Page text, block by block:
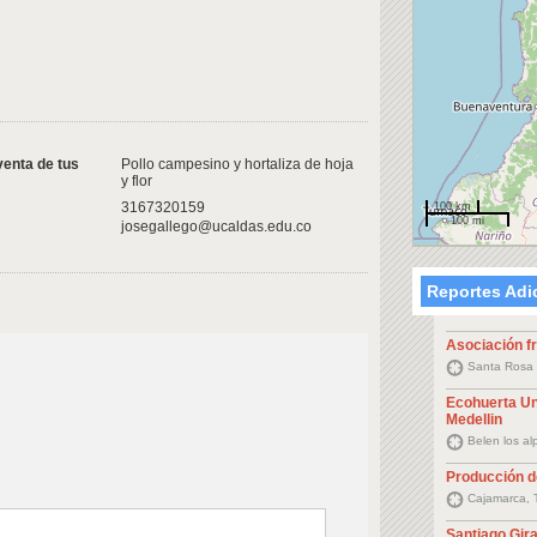
de tus
Pollo campesino y hortaliza de hoja
y flor
3167320159
josegallego@ucaldas.edu.co
100 km
100 mi
Reportes
Asociación
Santa Rosa
Ecohuerta
Medellin
Belen los
Producción
Cajamarca,